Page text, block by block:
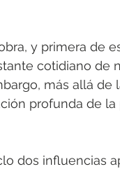
y primera de
cotidiano de
más allá
profunda de
dos influencias